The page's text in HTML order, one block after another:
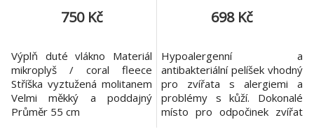
750 Kč
Výplň duté vlákno Materiál
mikroplyš / coral fleece
Stříška vyztužená molitanem
Velmi měkký a poddajný
Průměr 55 cm
698 Kč
Hypoalergenní a
antibakteriální pelíšek vhodný
pro zvířata s alergiemi a
problémy s kůží. Dokonalé
místo pro odpočinek zvířat